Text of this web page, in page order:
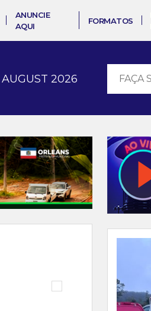
ANUNCIE
AQUI
FORMATOS
2026